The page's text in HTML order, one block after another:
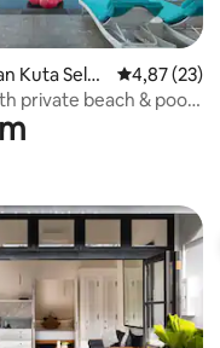
142
Kuta Selat
Prosječna
4,87 (23)
private beach & pool